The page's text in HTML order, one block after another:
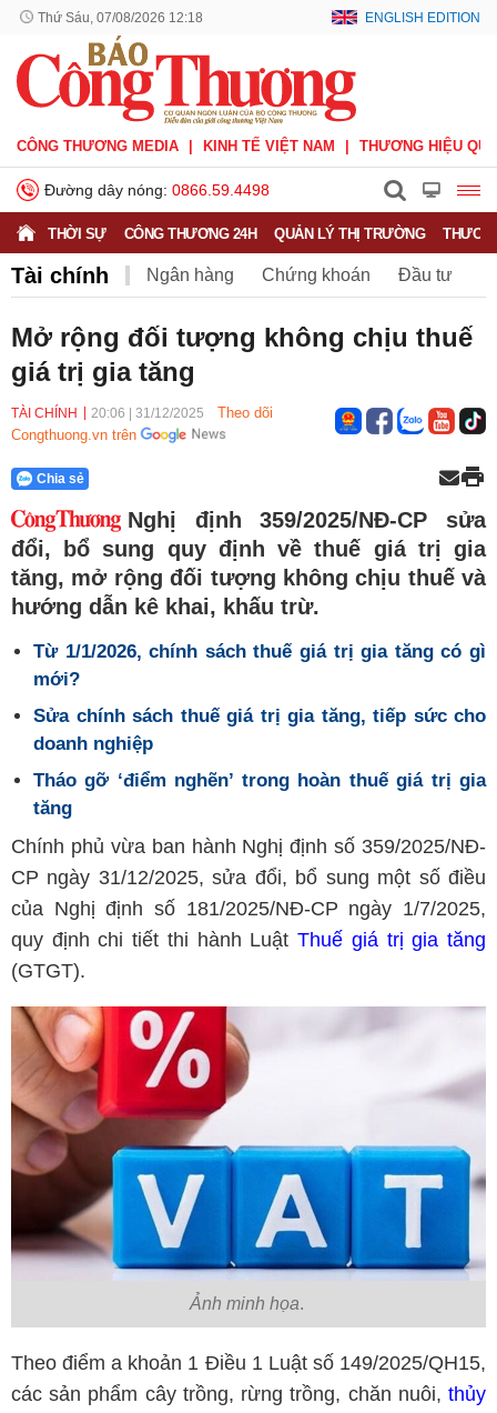
Thứ Sáu, 07/08/2026 12:18 ENGLISH EDITION
CÔNG THƯƠNG MEDIA KINH TẾ VIỆT NAM THƯƠNG HIỆU
Đường dây nóng: 0866.59.4498
THỜI SỰ CÔNG THƯƠNG 24H QUẢN LÝ THỊ TRƯỜNG
Tài chính Ngân hàng Chứng khoán Đầu tư
Mở rộng đối tượng không chịu thuế
giá trị gia tăng
TÀI CHÍNH 20:06 31/12/2025
Theo dõi
Congthuong.vn trên
Chia sẻ
Nghị định 359/2025/NĐ-CP sửa
đổi, bổ sung quy định về thuế giá trị gia
tăng, mở rộng đối tượng không chịu thuế và
hướng dẫn kê khai, khấu trừ.
Từ 1/1/2026, chính sách thuế giá trị gia tăng có gì
mới?
Sửa chính sách thuế giá trị gia tăng, tiếp sức cho
doanh nghiệp
Tháo gỡ ‘điểm nghẽn’ trong hoàn thuế giá trị gia
tăng
Chính phủ vừa ban hành Nghị định số 359/2025/NĐ-
CP ngày 31/12/2025, sửa đổi, bổ sung một số điều
của Nghị định số 181/2025/NĐ-CP ngày 1/7/2025,
quy định chi tiết thi hành LuậtThuế giá trị gia tăng
(GTGT).
Ảnh minh họa.
Theo điểm a khoản 1 Điều 1 Luật số 149/2025/QH15,
các sản phẩm cây trồng, rừng trồng, chăn nuôi, thủy